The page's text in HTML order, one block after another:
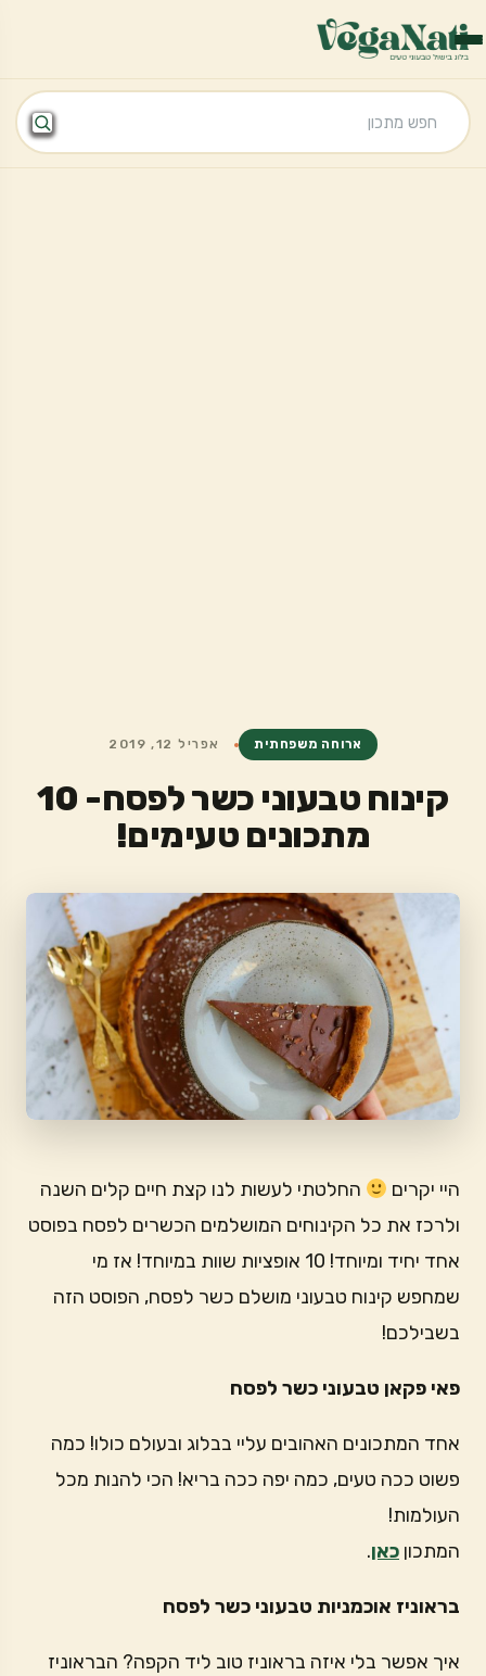
ארוחה משפחתית אפריל 12, 2019
קינוח טבעוני כשר לפסח- 10
מתכונים טעימים!
היי יקרים
החלטתי לעשות לנו קצת חיים קלים השנה
ולרכז את כל הקינוחים המושלמים הכשרים לפסח בפוסט
אחד יחיד ומיוחד! 10 אופציות שוות במיוחד! אז מי
שמחפש קינוח טבעוני מושלם כשר לפסח, הפוסט הזה
בשבילכם!
פאי פקאן טבעוני כשר לפסח
אחד המתכונים האהובים עליי בבלוג ובעולם כולו! כמה
פשוט ככה טעים, כמה יפה ככה בריא! הכי להנות מכל
העולמות!
המתכון כאן.
בראוניז אוכמניות טבעוני כשר לפסח
איך אפשר בלי איזה בראוניז טוב ליד הקפה? הבראוניז